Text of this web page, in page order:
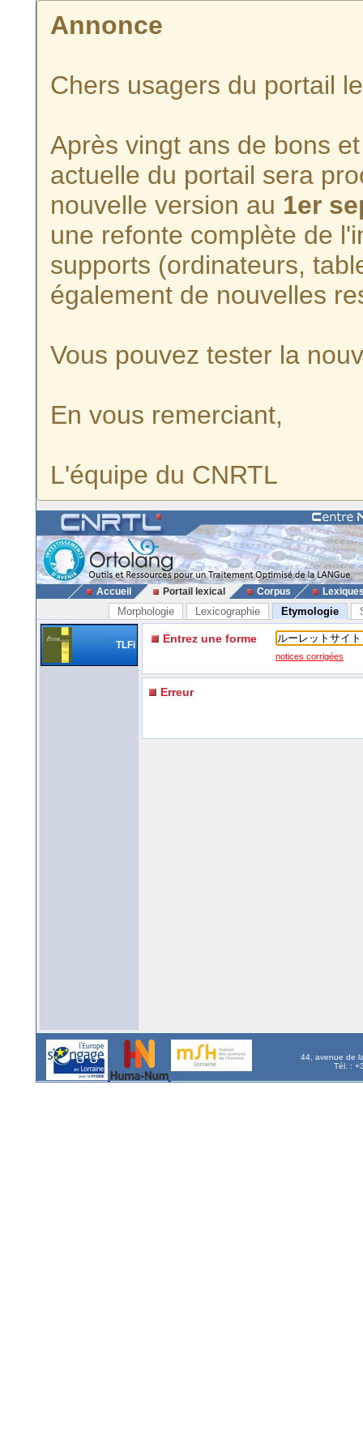
Annonce
Chers usagers du portail
Après vingt ans de bons
actuelle du portail sera
nouvelle version au 1er
une refonte complète de
supports (ordinateurs,
également de nouvelles
Vous pouvez tester la
En vous remerciant,
L'équipe du CNRTL
Accueil Portail lexical Corpus
Morphologie Lexicographie Etymologie
TLFi Entrez une forme
notices corrigées
Erreur
44, avenue de
Tél. :